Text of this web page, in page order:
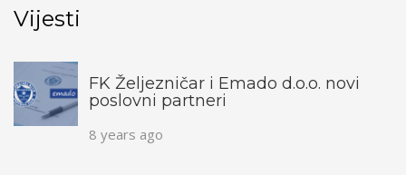
Vijesti
FK Željezničar i Emado d.o.o. novi
poslovni partneri
8 years ago